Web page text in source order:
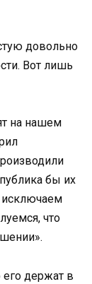
довольно
Вот лишь
на нашем
бы их
что
его держат в